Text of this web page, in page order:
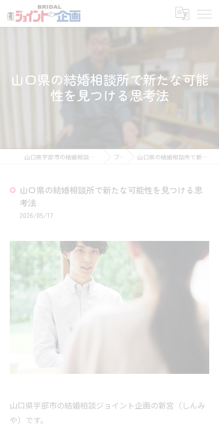
山口県の結婚相談所で新たな可能
性を見つける思考法
山口県宇部市の結婚相談所なら有限会社ジョイント企画 ブログ 山口県の結婚相談所で新たな可能性を見つける思考法
山口県の結婚相談所で新たな可能性を見つける思
考法
2026/05/17
山口県宇部市の結婚相談ジョイント企画の新宮（しんみ
や）です。